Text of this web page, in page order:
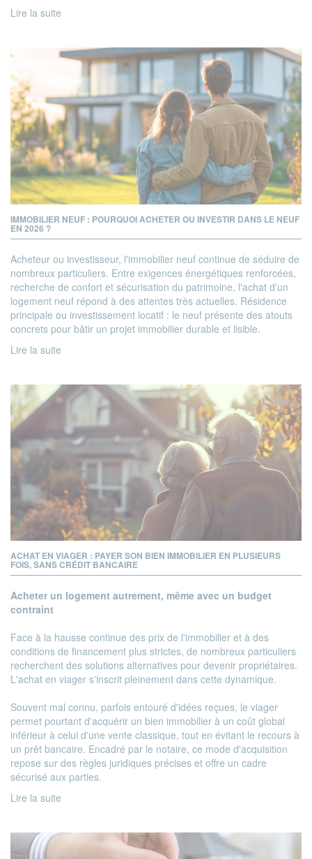
Lire la suite
IMMOBILIER NEUF : POURQUOI ACHETER OU INVESTIR DANS LE NEUF
EN 2026 ?
Acheteur ou investisseur, l'immobilier neuf continue de séduire de
nombreux particuliers. Entre exigences énergétiques renforcées,
recherche de confort et sécurisation du patrimoine, l'achat d'un
logement neuf répond à des attentes très actuelles. Résidence
principale ou investissement locatif : le neuf présente des atouts
concrets pour bâtir un projet immobilier durable et lisible.
Lire la suite
ACHAT EN VIAGER : PAYER SON BIEN IMMOBILIER EN PLUSIEURS
FOIS, SANS CRÉDIT BANCAIRE
Acheter un logement autrement, même avec un budget
contraint
Face à la hausse continue des prix de l'immobilier et à des
conditions de financement plus strictes, de nombreux particuliers
recherchent des solutions alternatives pour devenir propriétaires.
L'achat en viager s'inscrit pleinement dans cette dynamique.
Souvent mal connu, parfois entouré d'idées reçues, le viager
permet pourtant d'acquérir un bien immobilier à un coût global
inférieur à celui d'une vente classique, tout en évitant le recours à
un prêt bancaire. Encadré par le notaire, ce mode d'acquisition
repose sur des règles juridiques précises et offre un cadre
sécurisé aux parties.
Lire la suite